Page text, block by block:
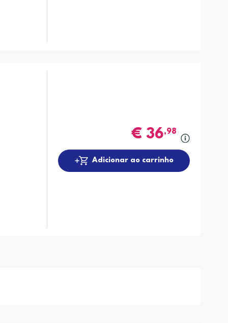
€36,98
Adicionar ao carrinho